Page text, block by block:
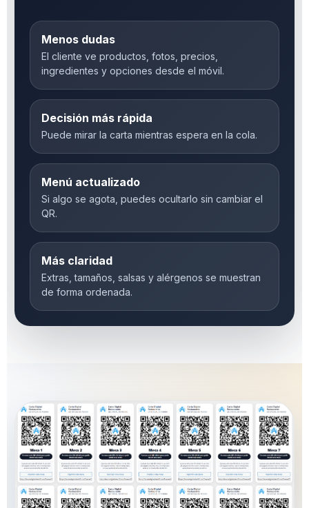
Menos dudas
El cliente ve productos, fotos, precios,
ingredientes y opciones desde el móvil.
Decisión más rápida
Puede mirar la carta mientras espera en la cola.
Menú actualizado
Si algo se agota, puedes ocultarlo sin cambiar el
QR.
Más claridad
Extras, tamaños, salsas y alérgenos se muestran
de forma ordenada.